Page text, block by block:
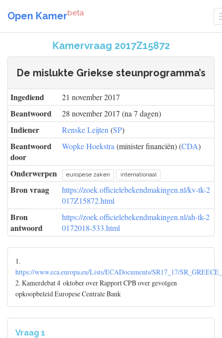
Open Kamerbeta
Kamervraag 2017Z15872
De mislukte Griekse steunprogramma’s
Ingediend 21 november 2017
Beantwoord 28 november 2017 (na 7 dagen)
Indiener Renske Leijten (SP)
Beantwoord
door
Wopke Hoekstra (minister financiën) (CDA)
Onderwerpen europese zaken internationaal
Bron vraag
https://zoek.officielebekendmakingen.nl/kv-tk-2
017Z15872.html
Bron
antwoord
https://zoek.officielebekendmakingen.nl/ah-tk-2
0172018-533.html
1.
https://www.eca.europa.eu/Lists/ECADocuments/SR17_17/
2. Kamerdebat 4 oktober over Rapport CPB over gevolgen
opkoopbeleid Europese Centrale Bank
Vraag 1